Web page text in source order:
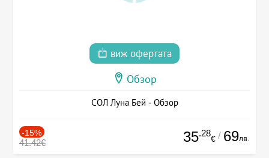
виж офертата
Обзор
СОЛ Луна Бей - Обзор
-15%
41.42€ 35.28
€ / 69лв.